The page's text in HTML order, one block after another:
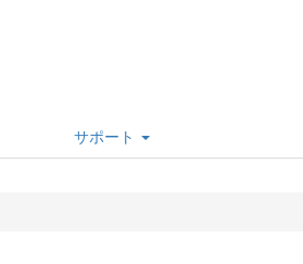
サポート